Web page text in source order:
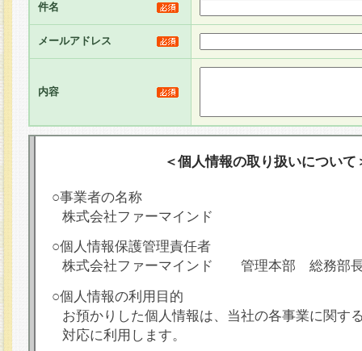
件名
メールアドレス
内容
＜個人情報の取り扱いについて
○事業者の名称
株式会社ファーマインド
○個人情報保護管理責任者
株式会社ファーマインド 管理本部 総務部
○個人情報の利用目的
お預かりした個人情報は、当社の各事業に関す
対応に利用します。